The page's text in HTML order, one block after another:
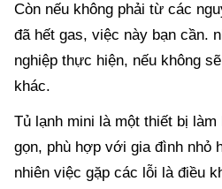
Còn nếu không phải từ các
đã hết gas, việc này bạn cần.
nghiệp thực hiện, nếu không
khác.
Tủ lạnh mini là một thiết bị
gọn, phù hợp với gia đình nhỏ
nhiên việc gặp các lỗi là điều